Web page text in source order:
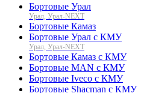
Бортовые Урал
Урал, Урал-NEXT
Бортовые Камаз
Бортовые Урал с КМУ
Урал, Урал-NEXT
Бортовые Камаз с КМУ
Бортовые MAN с КМУ
Бортовые Iveco с КМУ
Бортовые Shacman с КМУ